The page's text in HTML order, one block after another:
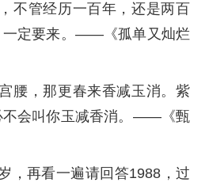
不管经历一百年，还是两百
一定要来。——《孤单又灿烂
腰，那更春来香减玉消。紫
不会叫你玉减香消。——《甄
，再看一遍请回答1988，过